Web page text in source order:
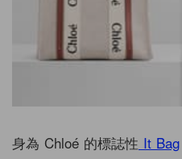
身為 Chloé 的標誌性 It Bag